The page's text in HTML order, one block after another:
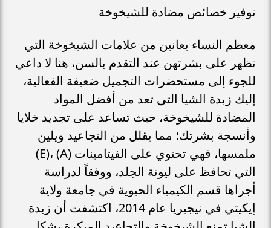
توفير خصائص مضادة للشيخوخة
معظم النساء يعانين من علامات الشيخوخة التي
تظهر على بشرتهن عند التقدم بالسن، هنا لا داعي
للجوء إلى مستحضرات التجميل ضعيفة الفعالية،
إليك زبدة الشيا التي تعد من أفضل المواد
المضادة للشيخوخة، حيث تساعد على تجديد خلايا
وأنسجة بشرتك؛ مما يقلل من التجاعيد ويلين
ملمسها، فهي تحتوي على الفيتامينات (A) ،(E)
التي تحافظ على ليونة الجلد، ووفقاً لدراسة
أجراها قسم الكيمياء الحيوية في جامعة ولاية
إيكيتي في نيجيريا عام 2014، اكتشفت أن زبدة